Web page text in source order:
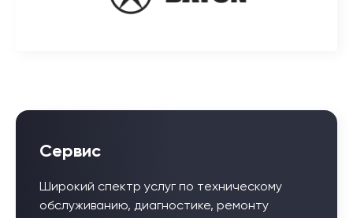
Сервис
Широкий спектр услуг по техническому
обслуживанию, диагностике, ремонту